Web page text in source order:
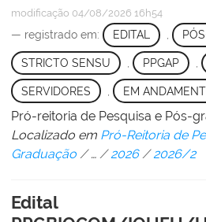
modificação 04/08/2026 16h54
— registrado em: EDITAL
STRICTO SENSU PPGAP
SERVIDORES EM
Pró-reitoria de Pesquisa e Pós-
Localizado em Pró-Reitoria de
Graduação /… /2026 /2026/2
Edital